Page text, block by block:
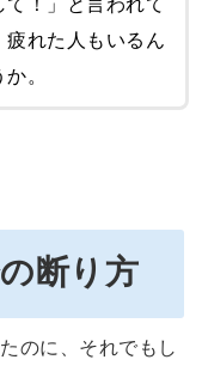
！」と言われて
疲れた人もいるん
。
断り方
のに、それでもし